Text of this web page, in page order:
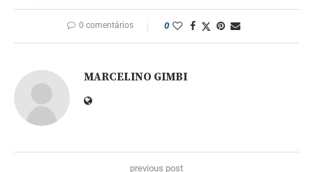
0 comentários 0
MARCELINO GIMBI
previous post